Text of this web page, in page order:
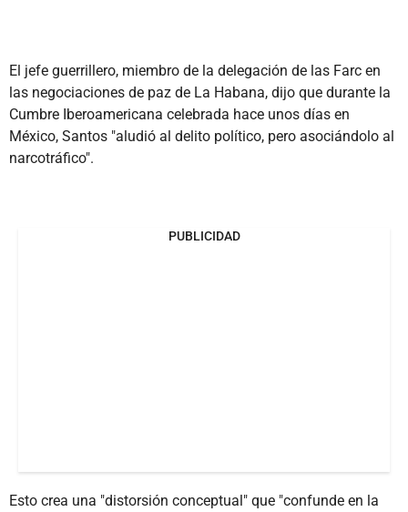
El jefe guerrillero, miembro de la delegación de las Farc en
las negociaciones de paz de La Habana, dijo que durante la
Cumbre Iberoamericana celebrada hace unos días en
México, Santos "aludió al delito político, pero asociándolo al
narcotráfico".
PUBLICIDAD
Esto crea una "distorsión conceptual" que "confunde en la